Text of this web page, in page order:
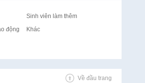
Sinh viên làm thêm
động
Khác
Về đầu trang